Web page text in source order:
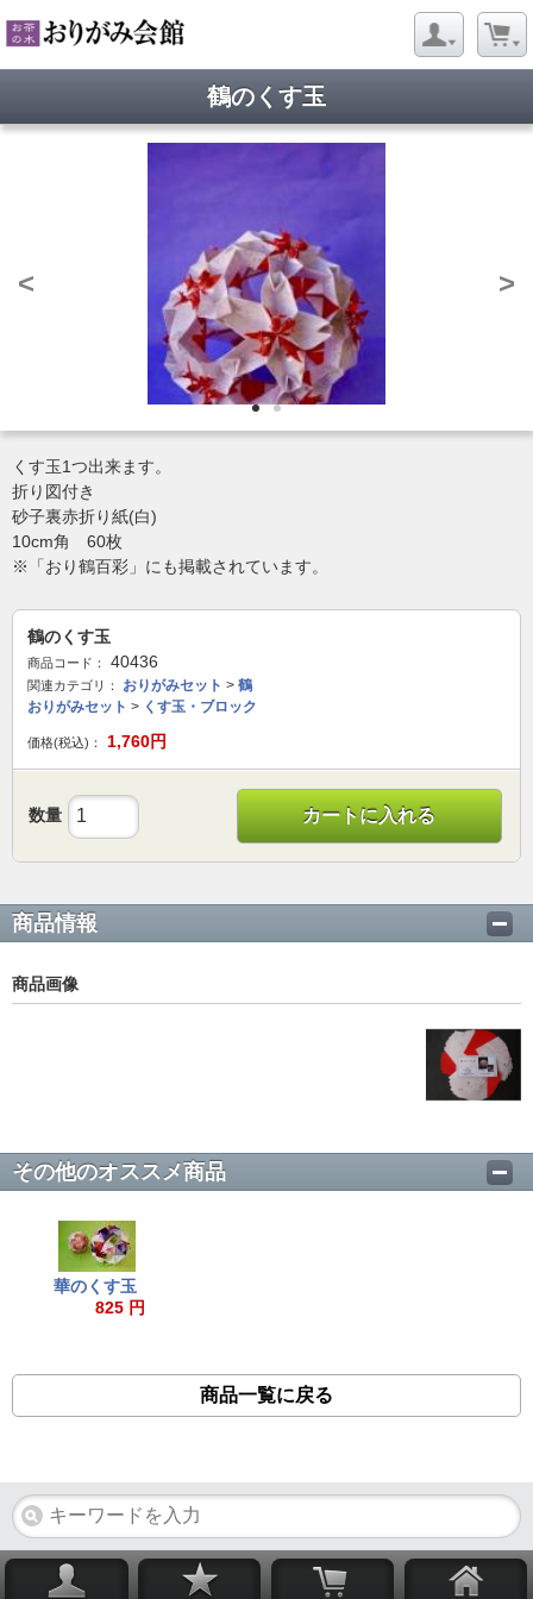
鶴のくす玉
< >
くす玉1つ出来ます。
折り図付き
砂子裏赤折り紙(白)
10cm角 60枚
※「おり鶴百彩」にも掲載されています。
鶴のくす玉
商品コード： 40436
関連カテゴリ： おりがみセット > 鶴
おりがみセット > くす玉・ブロック
価格(税込)： 1,760円
数量 カートに入れる
商品情報
商品画像
その他のオススメ商品
華のくす玉
825 円
商品一覧に戻る